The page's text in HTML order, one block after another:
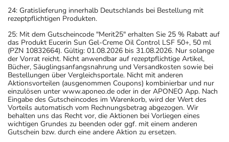
24: Gratislieferung innerhalb Deutschlands bei Bestellung mit
rezeptpflichtigen Produkten.
25: Mit dem Gutscheincode "Merit25" erhalten Sie 25 % Rabatt auf
das Produkt Eucerin Sun Gel-Creme Oil Control LSF 50+, 50 ml
(PZN 10832664). Gültig: 01.08.2026 bis 31.08.2026. Nur solange
der Vorrat reicht. Nicht anwendbar auf rezeptpflichtige Artikel,
Bücher, Säuglingsanfangsnahrung und Versandkosten sowie bei
Bestellungen über Vergleichsportale. Nicht mit anderen
Aktionsvorteilen (ausgenommen Coupons) kombinierbar und nur
einzulösen unter www.aponeo.de oder in der APONEO App. Nach
Eingabe des Gutscheincodes im Warenkorb, wird der Wert des
Vorteils automatisch vom Rechnungsbetrag abgezogen. Wir
behalten uns das Recht vor, die Aktionen bei Vorliegen eines
wichtigen Grundes zu beenden oder ggf. mit einem anderen
Gutschein bzw. durch eine andere Aktion zu ersetzen.